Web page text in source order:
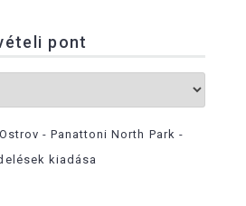
pont
- Panattoni North Park -
kiadása